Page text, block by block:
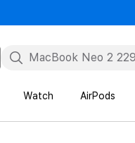
Watch AirPods